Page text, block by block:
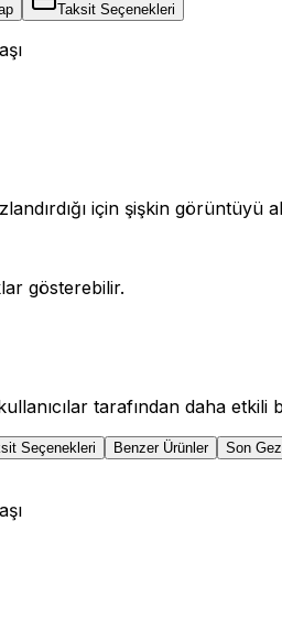
Taksit Seçenekleri
için şişkin
gösterebilir.
tarafından daha etkili
Seçenekleri Benzer Ürünler Son